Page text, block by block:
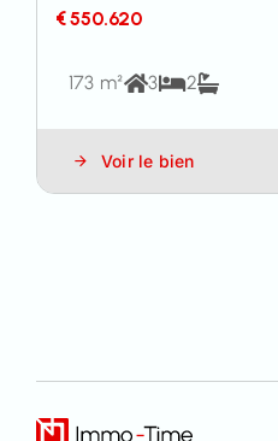
€ 550.620
173 m² 3 2
Voir le bien